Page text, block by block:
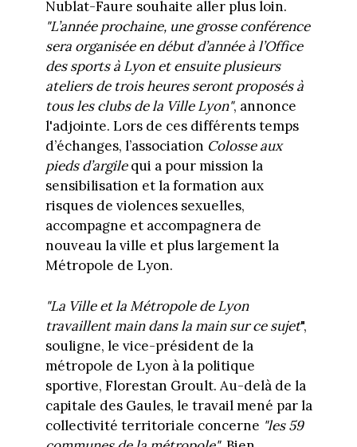
Nublat-Faure souhaite aller plus loin.
"L’année prochaine, une grosse conférence
sera organisée en début d’année à l’Office
des sports à Lyon et ensuite plusieurs
ateliers de trois heures seront proposés à
tous les clubs de la Ville Lyon", annonce
l'adjointe. Lors de ces différents temps
d’échanges, l’association Colosse aux
pieds d’argilequi a pour mission la
sensibilisation et la formation aux
risques de violences sexuelles,
accompagne et accompagnera de
nouveau la ville et plus largement la
Métropole de Lyon.
"La Ville et la Métropole de Lyon
travaillent main dans la main sur ce sujet",
souligne, le vice-président de la
métropole de Lyon à la politique
sportive, Florestan Groult. Au-delà de la
capitale des Gaules, le travail mené par la
collectivité territoriale concerne "les 59